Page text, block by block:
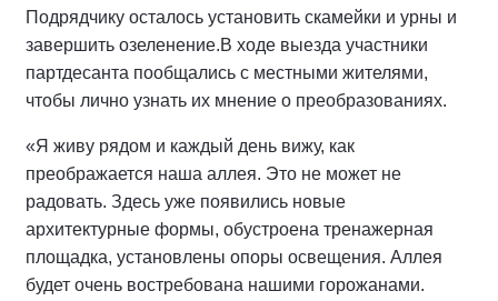
Подрядчику осталось установить скамейки и урны и
завершить озеленение.В ходе выезда участники
партдесанта пообщались с местными жителями,
чтобы лично узнать их мнение о преобразованиях.
«Я живу рядом и каждый день вижу, как
преображается наша аллея. Это не может не
радовать. Здесь уже появились новые
архитектурные формы, обустроена тренажерная
площадка, установлены опоры освещения. Аллея
будет очень востребована нашими горожанами.